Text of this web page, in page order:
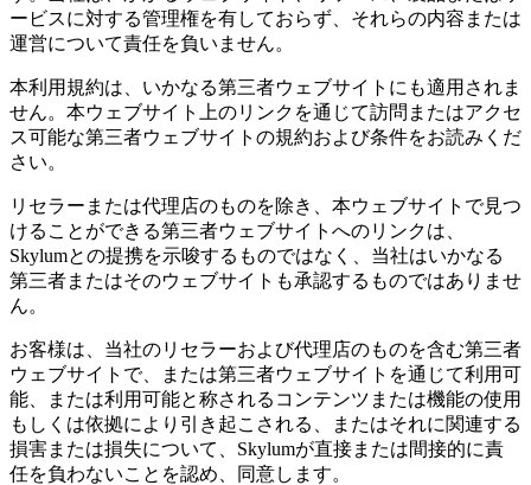
ービスに対する管理権を有しておらず、それらの内容または
運営について責任を負いません。
本利用規約は、いかなる第三者ウェブサイトにも適用されま
せん。本ウェブサイト上のリンクを通じて訪問またはアクセ
ス可能な第三者ウェブサイトの規約および条件をお読みくだ
さい。
リセラーまたは代理店のものを除き、本ウェブサイトで見つ
けることができる第三者ウェブサイトへのリンクは、
Skylumとの提携を示唆するものではなく、当社はいかなる
第三者またはそのウェブサイトも承認するものではありませ
ん。
お客様は、当社のリセラーおよび代理店のものを含む第三者
ウェブサイトで、または第三者ウェブサイトを通じて利用可
能、または利用可能と称されるコンテンツまたは機能の使用
もしくは依拠により引き起こされる、またはそれに関連する
損害または損失について、Skylumが直接または間接的に責
任を負わないことを認め、同意します。